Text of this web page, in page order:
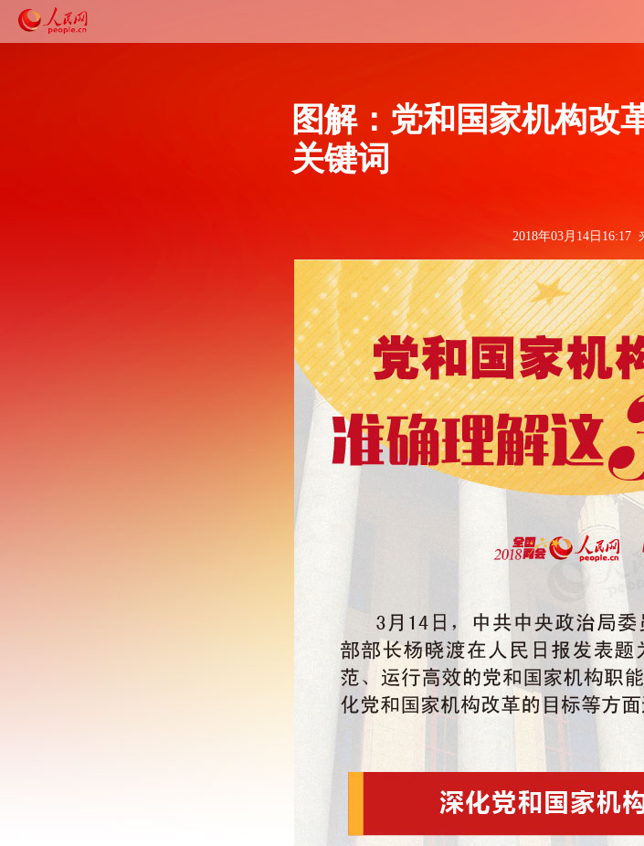
图解：党和国家机构改
关键词
2018年03月14日16:17